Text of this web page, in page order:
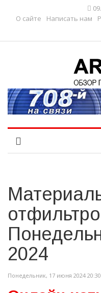
О сайте
Написать нам
2024
Понедельник, 17 июня 2024 20:30